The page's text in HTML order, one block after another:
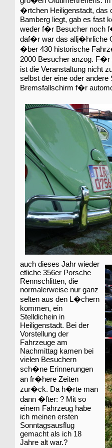
�rtchen Heiligenstadt, das
Bamberg liegt, gab es fast
weder f�r Besucher noch
daf�r war das allj�hrliche
�ber 430 historische
2000 Besucher anzog.
ist die Veranstaltung nicht
selbst der eine oder andere
Bremsfallschirm f�r
auch dieses Jahr wieder
etliche 356er Porsche
Rennschlitten, die
normalerweise nur ganz
selten aus den L�chern
kommen, ein
Stelldichein in
Heiligenstadt. Bei der
Vorstellung der
Fahrzeuge am
Nachmittag kamen bei
vielen Besuchern
sch�ne Erinnerungen
an fr�here Zeiten
zur�ck. Da h�rte man
dann �fter: ? Mit so
einem Fahrzeug habe
ich meinen ersten
Sonntagsausflug
gemacht als ich 18
Jahre alt war.?